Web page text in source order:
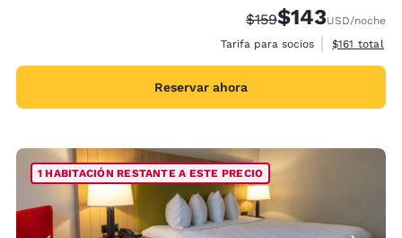
Precio tachado:
$159Precio con
$143USD/noche
Tarifa para socios
Ver detalles
$161 total
Reservar ahora
1 HABITACIÓN RESTANTE A ESTE PRECIO